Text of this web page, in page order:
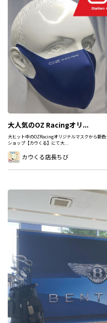
大人気のOZ Racingオリ...
大ヒット中のOZRacingオリジナルマスクから新
ショップ【カウくる】にて大...
カウくる店長ちび